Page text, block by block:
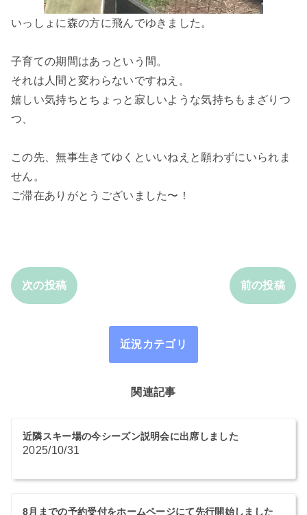
いっしょに森の方に飛んでゆきました。
子育ての期間はあっという間。
それは人間と変わらないですねえ。
嬉しい気持ちとちょっと寂しいような気持ちもまざりつ
つ、
この先、無事生きてゆくといいねえと願わずにいられま
せん。
ご滞在ありがとうございました〜！
次の投稿 前の投稿
近況カテゴリ
関連記事
近隣スキー場の今シーズン説明会に出席しました
2025/10/31
8月までの予約受付をホームページにて先行開始しました